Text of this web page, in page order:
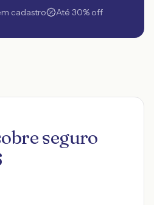
cadastro Até 30% off
seguro